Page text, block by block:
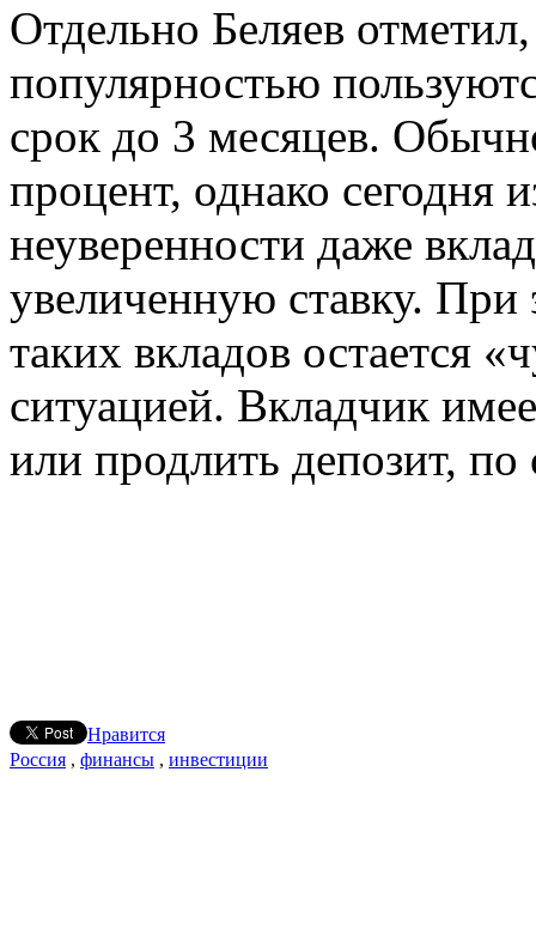
Отдельно Беляев
популярностью
срок до 3 месяцев.
процент, однако сегодня
неуверенности даже
увеличенную ставку.
таких вкладов остается
ситуацией. Вкладчик
или продлить депозит,
Нравится
Россия , финансы , инвестиции